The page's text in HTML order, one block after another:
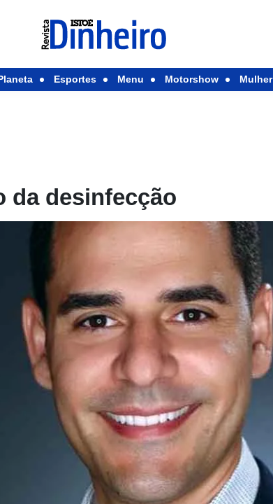
Esportes Menu Motorshow Mulher
da desinfecção